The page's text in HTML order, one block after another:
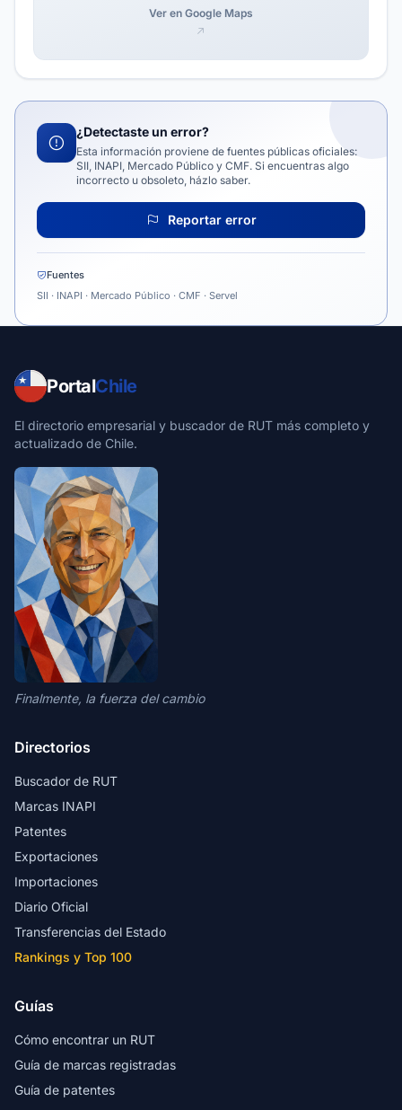
Ver en Google Maps
¿Detectaste un error?
Esta información proviene de fuentes públicas oficiales:
SII, INAPI, Mercado Público y CMF. Si encuentras algo
incorrecto u obsoleto, házlo saber.
Reportar error
Fuentes
SII · INAPI · Mercado Público · CMF · Servel
PortalChile
El directorio empresarial y buscador de RUT más completo y
actualizado de Chile.
Finalmente, la fuerza del cambio
Directorios
Buscador de RUT
Marcas INAPI
Patentes
Exportaciones
Importaciones
Diario Oficial
Transferencias del Estado
Rankings y Top 100
Guías
Cómo encontrar un RUT
Guía de marcas registradas
Guía de patentes